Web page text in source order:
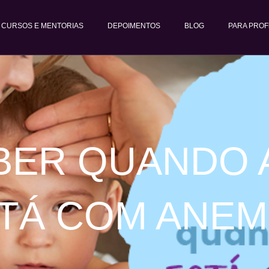
CURSOS E MENTORIAS DEPOIMENTOS BLOG PARA
QUANDO
COM